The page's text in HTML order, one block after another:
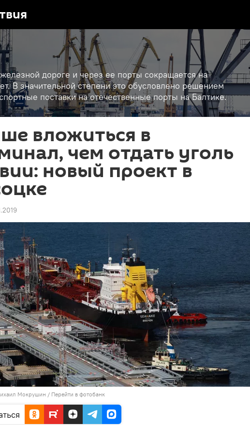
дороге и через ее порты сокращается на
В значительной степени это обусловлено решением
поставки на отечественные порты на Балтике.
вложиться в
чем отдать уголь
новый проект в
Мокрушин / Перейти в фотобанк